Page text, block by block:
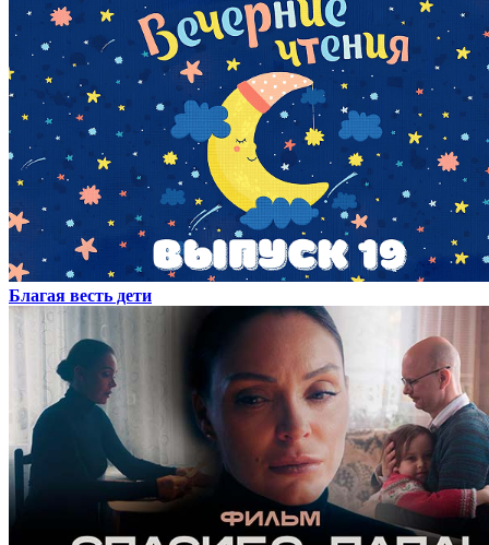
Благая весть дети